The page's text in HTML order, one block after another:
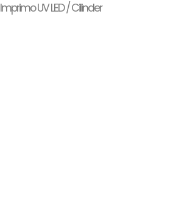
Imprimo UV LED / Cilinder